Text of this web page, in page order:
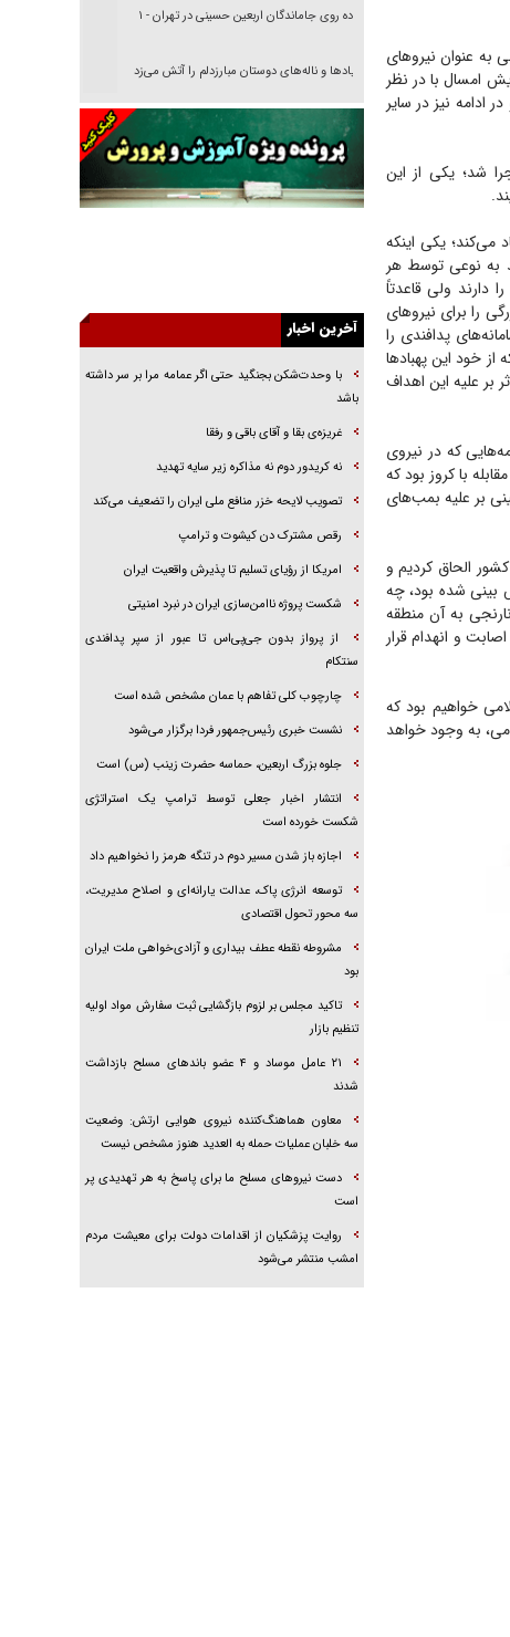
به عنوان نیرو‌های
امسال با در نظر
نیز در سایر
شد؛ یکی از این
یکی اینکه
به نوعی توسط هر
دارند ولی قاعدتاً
را برای نیرو‌های
پدافندی را
خود این پهباد‌ها
بر علیه این اهداف
که در نیروی
با کروز بود که
یک بعد معینی بر علیه بمب‌های
الحاق کردیم و
بینی شده بود، چه
به آن منطقه
و انهدام قرار
خواهیم بود که
به وجود خواهد
پیاده روی جاماندگان اربعین حسینی در تهران - ۱
فریاد‌ها و ناله‌های دوستان مبارزدلم را آتش می‌زد
تغییر رویه دشمن در ترور از شیخ فضل‌الله تا مصباح
خرید قسطی اولش خنده و آخرش گریه است!
فوتبال و آن «بالا»!
دیکنز
خواهرم فرمانده جهادی و اهل خدمت بی‌منت بود
بگنجد!
گزارش «جوان» از قوانین سخت‌گیرانه ۶ قاره در
آخرین اخبار
با وحدت‌شکن بجنگید حتی اگر عمامه مرا بر سر داشته
باشد
غریزه‌ی بقا و آقای باقی و رفقا
نه کریدور دوم نه مذاکره زیر سایه تهدید
تصویب لایحه خزر منافع ملی ایران را تضعیف می‌کند
رقص مشترک دن کیشوت و ترامپ
امریکا از رؤیای تسلیم تا پذیرش واقعیت ایران
شکست پروژه ناامن‌سازی ایران در نبرد امنیتی
از پرواز بدون جی‌پی‌اس تا عبور از سپر پدافندی
سنتکام
چارچوب کلی تفاهم با عمان مشخص شده است
نشست خبری رئیس‌جمهور فردا برگزار می‌شود
جلوه بزرگ اربعین، حماسه حضرت زینب (س) است
انتشار اخبار جعلی توسط ترامپ یک استراتژی
شکست خورده است
اجازه باز شدن مسیر دوم در تنگه هرمز را نخواهیم داد
توسعه انرژی پاک، عدالت یارانه‌ای و اصلاح مدیریت،
سه محور تحول اقتصادی
مشروطه نقطه عطف بیداری و آزادی‌خواهی ملت ایران
بود
تاکید مجلس بر لزوم بازگشایی ثبت سفارش مواد اولیه
تنظیم بازار
۲۱ عامل موساد و ۴ عضو باند‌های مسلح بازداشت
شدند
معاون هماهنگ‌کننده نیروی هوایی ارتش: وضعیت
سه خلبان عملیات حمله به العدید هنوز مشخص نیست
دست نیرو‌های مسلح ما برای پاسخ به هر تهدیدی پر
است
روایت پزشکیان از اقدامات دولت برای معیشت مردم
امشب منتشر می‌شود